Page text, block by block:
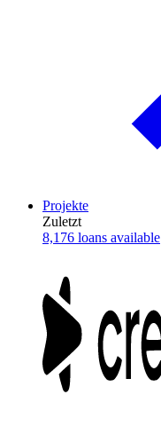
Projekte
Zuletzt
8,176 loans available